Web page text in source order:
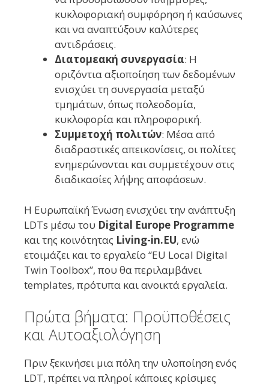
κυκλοφοριακή συμφόρηση ή καύσωνες
και να αναπτύξουν καλύτερες
αντιδράσεις.
Διατομεακή συνεργασία: Η
οριζόντια αξιοποίηση των δεδομένων
ενισχύει τη συνεργασία μεταξύ
τμημάτων, όπως πολεοδομία,
κυκλοφορία και πληροφορική.
Συμμετοχή πολιτών: Μέσα από
διαδραστικές απεικονίσεις, οι πολίτες
ενημερώνονται και συμμετέχουν στις
διαδικασίες λήψης αποφάσεων.
Η Ευρωπαϊκή Ένωση ενισχύει την ανάπτυξη
LDTs μέσω του Digital Europe Programme
και της κοινότητας Living-in.EU, ενώ
ετοιμάζει και το εργαλείο “EU Local Digital
Twin Toolbox”, που θα περιλαμβάνει
templates, πρότυπα και ανοικτά εργαλεία.
Πρώτα βήματα: Προϋποθέσεις
και Αυτοαξιολόγηση
Πριν ξεκινήσει μια πόλη την υλοποίηση ενός
LDT, πρέπει να πληροί κάποιες κρίσιμες